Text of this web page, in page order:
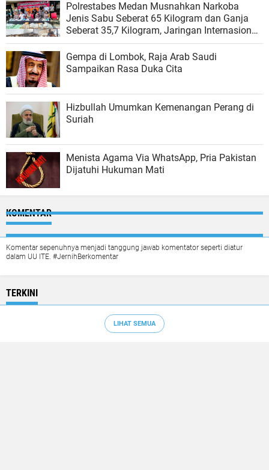
Polrestabes Medan Musnahkan Narkoba
Jenis Sabu Seberat 65 Kilogram dan Ganja
Seberat 35,7 Kilogram, Jaringan Internasional
Malaysia
Gempa di Lombok, Raja Arab Saudi
Sampaikan Rasa Duka Cita
Hizbullah Umumkan Kemenangan Perang di
Suriah
Menista Agama Via WhatsApp, Pria Pakistan
Dijatuhi Hukuman Mati
KOMENTAR
Komentar sepenuhnya menjadi tanggung jawab komentator seperti diatur
dalam UU ITE. #JernihBerkomentar
TERKINI
LIHAT SEMUA